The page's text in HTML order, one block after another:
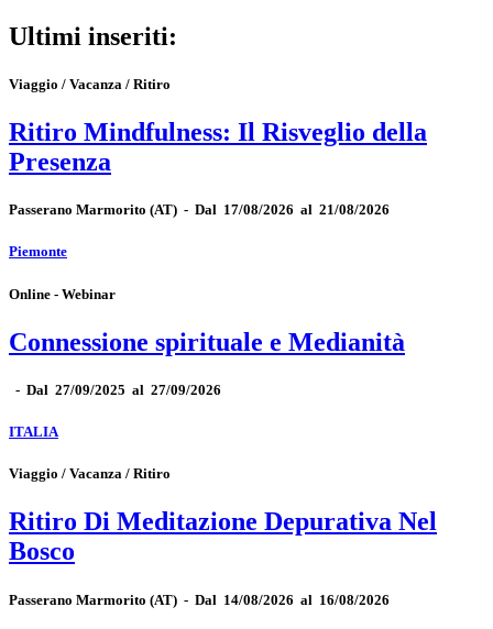
Ultimi inseriti:
Viaggio / Vacanza / Ritiro
Ritiro Mindfulness: Il Risveglio della
Presenza
Passerano Marmorito (AT) - Dal 17/08/2026 al 21/08/2026
Piemonte
Online - Webinar
Connessione spirituale e Medianità
- Dal 27/09/2025 al 27/09/2026
ITALIA
Viaggio / Vacanza / Ritiro
Ritiro Di Meditazione Depurativa Nel
Bosco
Passerano Marmorito (AT) - Dal 14/08/2026 al 16/08/2026